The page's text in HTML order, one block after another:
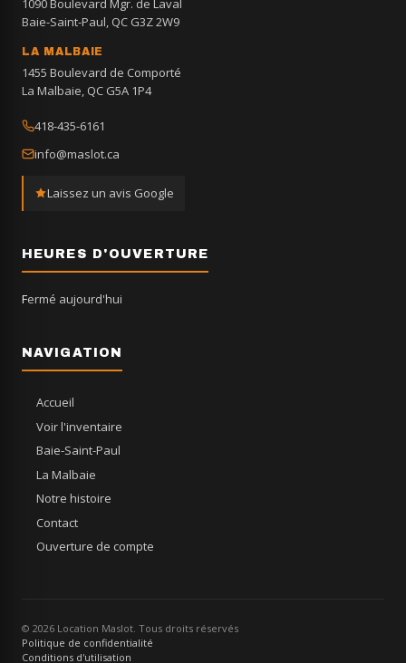
Baie-Saint-Paul, QC G3Z 2W9
LA MALBAIE
1455 Boulevard de Comporté
La Malbaie, QC G5A 1P4
418-435-6161
info@maslot.ca
Laissez un avis Google
HEURES D'OUVERTURE
Fermé aujourd'hui
NAVIGATION
Accueil
Voir l'inventaire
Baie-Saint-Paul
La Malbaie
Notre histoire
Contact
Ouverture de compte
© 2026 Location Maslot. Tous droits réservés
Politique de confidentialité
Conditions d'utilisation